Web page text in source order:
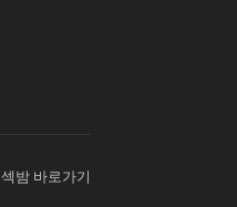
섹밤 바로가기